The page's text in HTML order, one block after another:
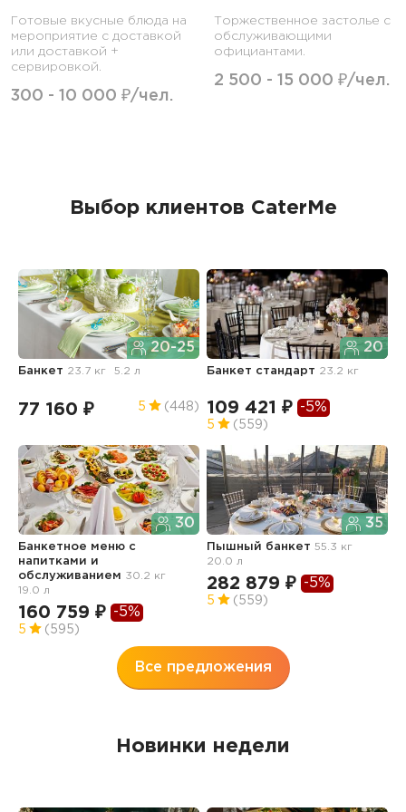
Готовые вкусные блюда на
мероприятие с доставкой
или доставкой +
сервировкой.
300 - 10 000 ₽/чел.
Торжественное застолье с
обслуживающими
официантами.
2 500 - 15 000 ₽/чел.
Выбор клиентов CaterMe
20-25
Банкет 23.7 кг 5.2 л
77 160 ₽ 5 (448)
20
Банкет стандарт 23.2 кг
109 421 ₽ -5%
5 (559)
30
Банкетное меню с
напитками и
обслуживанием 30.2 кг
19.0 л
160 759 ₽ -5%
5 (595)
35
Пышный банкет55.3 кг
20.0 л
282 879 ₽ -5%
5 (559)
Все предложения
Новинки недели